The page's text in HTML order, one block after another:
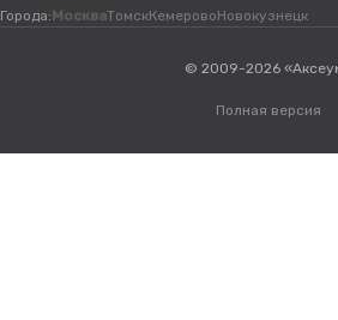
Города: МоскваТомскКемеровоНовокузнецк
© 2009-2026
Полная версия